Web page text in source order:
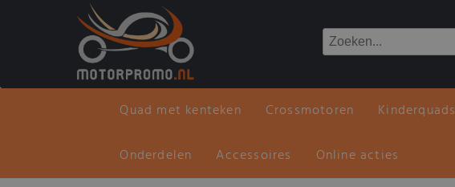
Quad met kenteken Crossmotoren Kinderquads
Onderdelen Accessoires Online acties